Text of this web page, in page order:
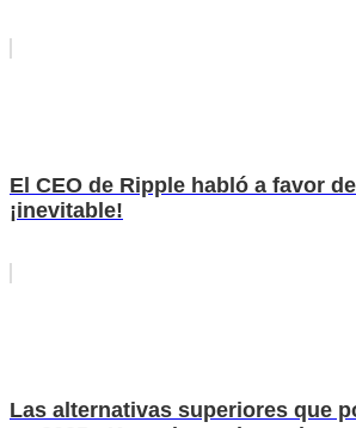
El CEO de Ripple habló a favor
¡inevitable!
Las alternativas superiores que